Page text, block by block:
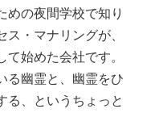
の夜間学校で知り
・マナリングが、
始めた会社です。
る幽霊と、幽霊をひ
る、というちょっと